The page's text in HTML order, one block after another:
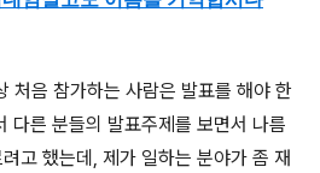
처음 참가하는 사람은 발표를 해야 한
다른 분들의 발표주제를 보면서 나름
고 했는데, 제가 일하는 분야가 좀 재